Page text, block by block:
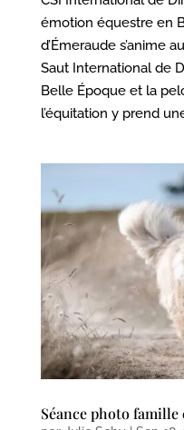
émotion équestre en
d’Émeraude s’anime
Saut International de
Belle Époque et la
l’équitation y prend
Séance photo